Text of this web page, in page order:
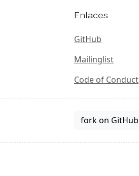
Enlaces
GitHub
Mailinglist
Code of Conduct
fork on GitHub